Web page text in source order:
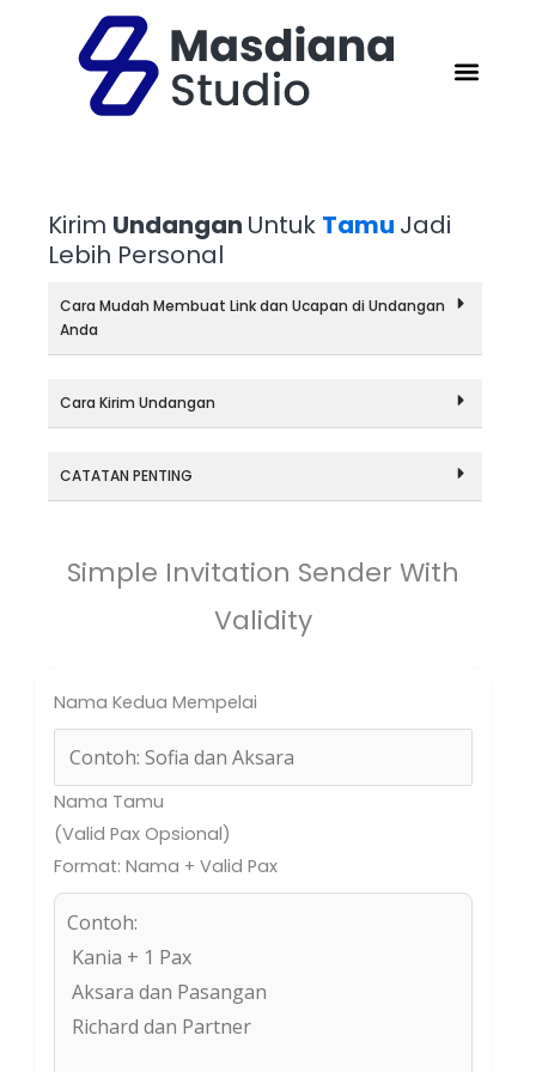
Kirim Undangan Untuk Tamu Jadi
Lebih Personal
Cara Mudah Membuat Link dan Ucapan di Undangan
Anda
Cara Kirim Undangan
CATATAN PENTING
Simple Invitation Sender With
Validity
Nama Kedua Mempelai
Nama Tamu
(Valid Pax Opsional)
Format: Nama + Valid Pax